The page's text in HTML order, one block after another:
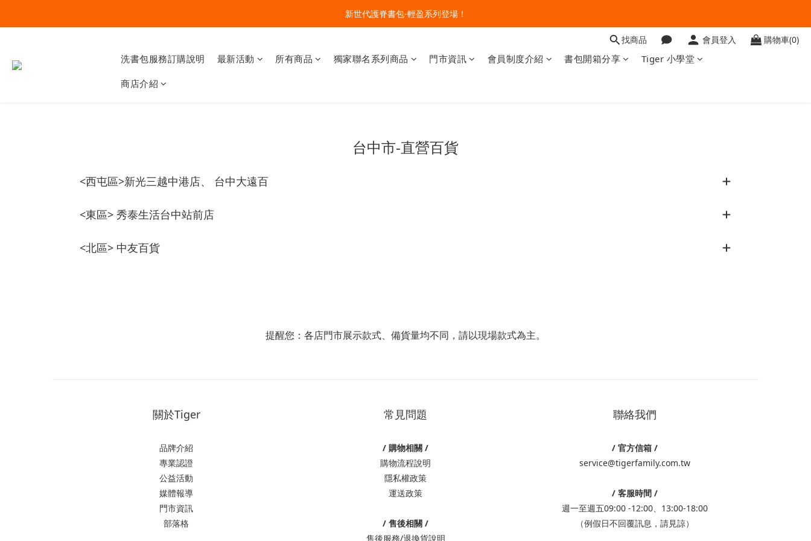
🔥今夏最夯 Pokémon 寶可夢書包現貨熱賣中！開心迎接新學期！
新世代護脊書包-輕盈系列登場！
🔥今夏最夯 Pokémon 寶可夢書包現貨熱賣中！開心迎接新學期！
找商品 會員登入 購物車(0)
洗書包服務訂購說明 最新活動 所有商品 獨家聯名系列商品 門市資訊 會員制度介紹 書包開箱分享 Tiger 小學堂
商店介紹
台中市-直營百貨
<西屯區>新光三越中港店、 台中大遠百
<東區> 秀泰生活台中站前店
<北區> 中友百貨
提醒您：各店門市展示款式、備貨量均不同，請以現場款式為主。
關於Tiger
品牌介紹
專業認證
公益活動
媒體報導
門市資訊
部落格
常見問題
/ 購物相關 /
購物流程說明
隱私權政策
運送政策
/ 售後相關 /
售後服務/退換貨說明
聯絡我們
/ 官方信箱 /
service@tigerfamily.com.tw
/ 客服時間 /
週一至週五09:00 -12:00、13:00-18:00
（例假日不回覆訊息，請見諒）